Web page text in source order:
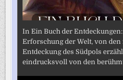
In Ein Buch der
Erforschung der Welt, von
Entdeckung des Südpols
eindrucksvoll von den